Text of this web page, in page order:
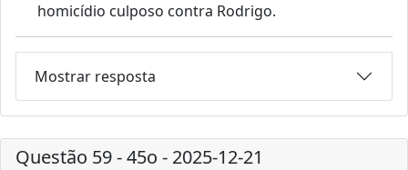
homicídio culposo contra Rodrigo.
Mostrar resposta
Questão 59 - 45o - 2025-12-21